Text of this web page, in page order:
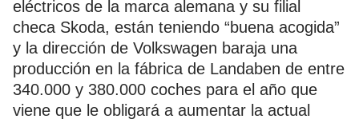
eléctricos de la marca alemana y su filial
checa Skoda, están teniendo “buena acogida”
y la dirección de Volkswagen baraja una
producción en la fábrica de Landaben de entre
340.000 y 380.000 coches para el año que
viene que le obligará a aumentar la actual